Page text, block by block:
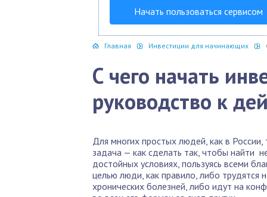
Начать пользоваться сервисом
Главная Инвестиции для начинающих
С чего начать
руководство к
Для многих простых людей, как в
задача — как сделать так, чтобы найти
достойных условиях, пользуясь всеми
целью люди, как правило, либо трудятся
хронических болезней, либо идут на